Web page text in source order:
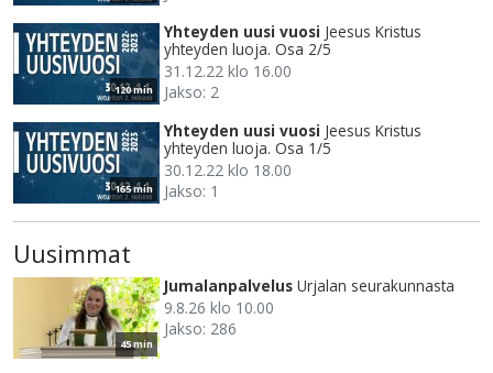
120 min
Yhteyden uusi vuosi Jeesus Kristus
yhteyden luoja. Osa 2/5
31.12.22 klo 16.00
Jakso: 2
165 min
Yhteyden uusi vuosi Jeesus Kristus
yhteyden luoja. Osa 1/5
30.12.22 klo 18.00
Jakso: 1
Uusimmat
45 min
Jumalanpalvelus Urjalan seurakunnasta
9.8.26 klo 10.00
Jakso: 286